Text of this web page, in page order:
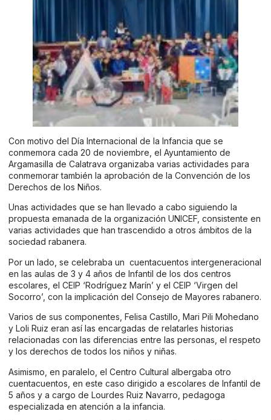
Con motivo del Día Internacional de la Infancia que se
conmemora cada 20 de noviembre, el Ayuntamiento de
Argamasilla de Calatrava organizaba varias actividades para
conmemorar también la aprobación de la Convención de los
Derechos de los Niños.
Unas actividades que se han llevado a cabo siguiendo la
propuesta emanada de la organización UNICEF, consistente en
varias actividades que han trascendido a otros ámbitos de la
sociedad rabanera.
Por un lado, se celebraba un cuentacuentos intergeneracional
en las aulas de 3 y 4 años de Infantil de los dos centros
escolares, el CEIP ‘Rodríguez Marín’ y el CEIP ‘Virgen del
Socorro’, con la implicación del Consejo de Mayores rabanero.
Varios de sus componentes, Felisa Castillo, Mari Pili Mohedano
y Loli Ruiz eran así las encargadas de relatarles historias
relacionadas con las diferencias entre las personas, el respeto
y los derechos de todos los niños y niñas.
Asimismo, en paralelo, el Centro Cultural albergaba otro
cuentacuentos, en este caso dirigido a escolares de Infantil de
5 años y a cargo de Lourdes Ruiz Navarro, pedagoga
especializada en atención a la infancia.